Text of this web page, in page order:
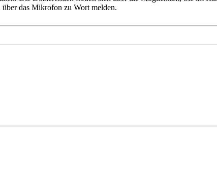
das Mikrofon zu Wort melden.